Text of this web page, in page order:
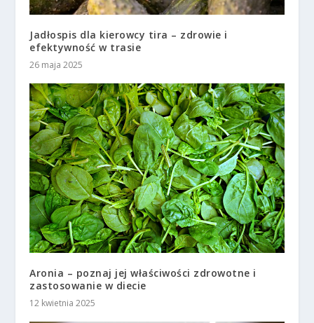
Jadłospis dla kierowcy tira – zdrowie i
efektywność w trasie
26 maja 2025
Aronia – poznaj jej właściwości zdrowotne i
zastosowanie w diecie
12 kwietnia 2025